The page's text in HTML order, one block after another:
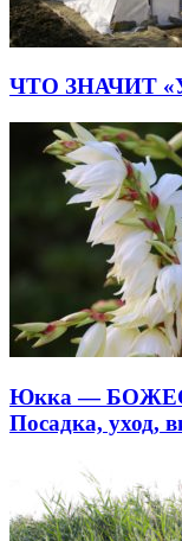
ЧТО ЗНАЧИТ
Юкка —
Посадка, уход,